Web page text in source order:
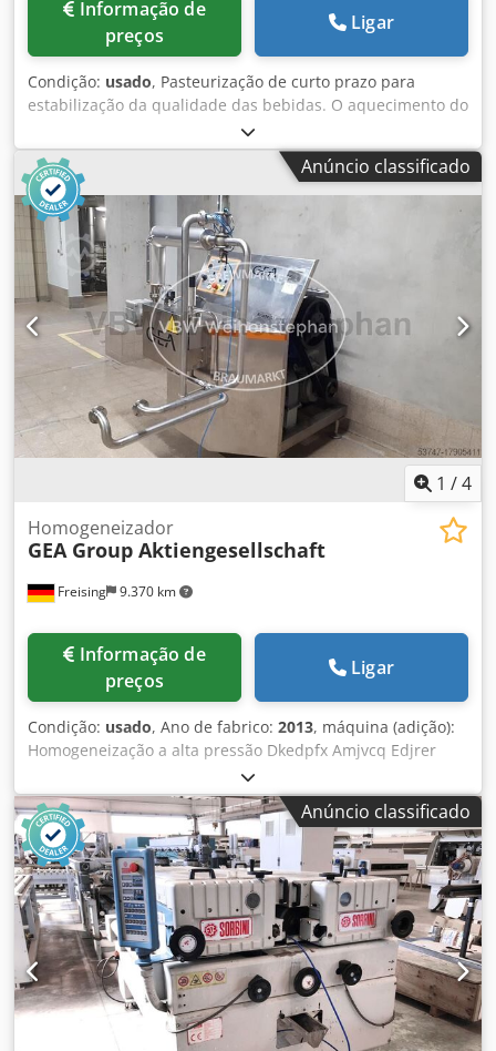
preços
Ligar
Condição: usado, Pasteurização de curto prazo para
estabilização da qualidade das bebidas. O aquecimento do
produto ocorre por meio de um trocador de calor de
placas, mantendo o produto por um período definido na
temperatura de pasteurização, seguido de resfriamento. O
sistema consiste em um trocador de calor tubular com
tanque de armazenamento de água quente para o
fornecimento de água quente e um trocador de calor de
placas para pasteurização de curto prazo do produto.
Máquina (ano de fabricação): 1987-1999 Capacidade: 350
hl/h Operação / Controle: sem quadro de comando.
Controle adicional sob demanda. Equipamentos: 2x
trocadores de calor de placas, 1x trocador de calor tubular,
1x bomba de água quente, 2x bombas de cerveja.
Dkjdpsxbn Ucjfx Amrsr
Anúncio classificado
1 /4
Freising 9.370 km
Homogeneizador
GEA Group Aktiengesellschaft
preços
Ligar
Condição: usado, Ano de fabrico: 2013, máquina (adição):
Homogeneização a alta pressão Dkedpfx Amjvcq Edjrer
Gama de capacidades: 600 l/h Pressão: 250 bar Tamanho
das partículas de polpa: partículas de polpa de 1 μm
Comprimento: aprox. 2,2 m Largura: aprox. 2,5 m Altura:
aprox. 1,9 m Operação / controlo: Integrado no controlo de
processo ProLeit através de troca de sinais, o motor foi
controlado através de FI externo. Equipamento: com
capacidade CIP, com capacidade SIP
Anúncio classificado